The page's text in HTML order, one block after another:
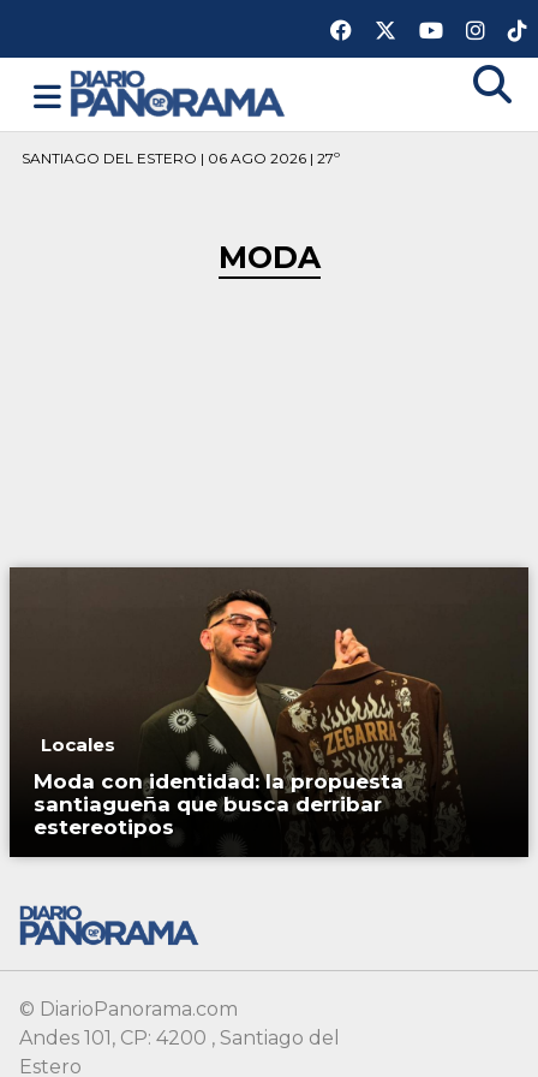
SANTIAGO DEL ESTERO | 06 AGO 2026 | 27º
MODA
Locales
Moda con identidad: la propuesta
santiagueña que busca derribar
estereotipos
© DiarioPanorama.com
Andes 101, CP: 4200 , Santiago del
Estero